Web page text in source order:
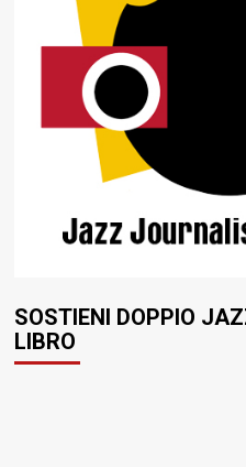
SOSTIENI DOPPIO
LIBRO